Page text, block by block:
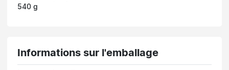
540 g
Informations sur l'emballage